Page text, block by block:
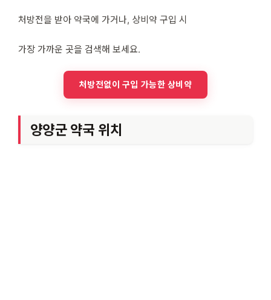
처방전을 받아 약국에 가거나, 상비약 구입 시
가장 가까운 곳을 검색해 보세요.
처방전없이 구입 가능한 상비약
양양군 약국 위치